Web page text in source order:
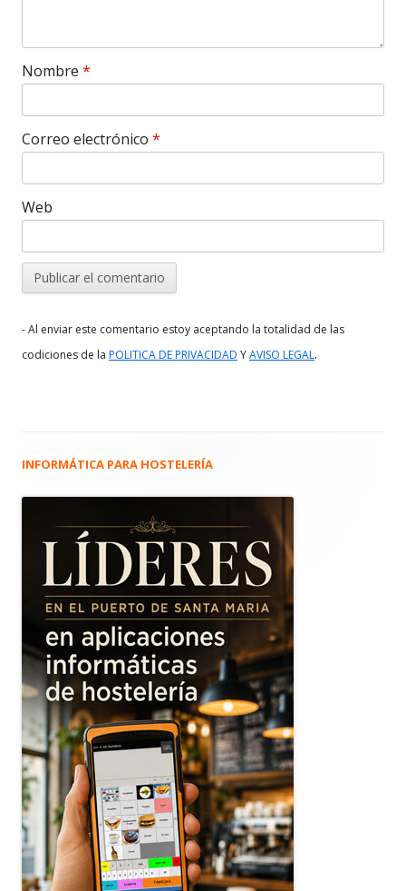
Nombre *
Correo electrónico *
Web
- Al enviar este comentario estoy aceptando la totalidad de las
codiciones de la POLITICA DE PRIVACIDAD YAVISO LEGAL.
Barra
principal
INFORMÁTICA PARA HOSTELERÍA